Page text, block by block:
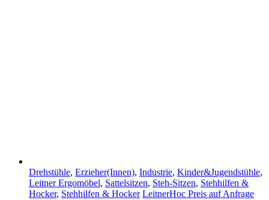
Drehstühle, Erzieher(Innen), Industrie, Kinder&Jugendstühle,
Leitner Ergomöbel, Sattelsitzen, Steh-Sitzen, Stehhilfen &
Hocker, Stehhilfen & Hocker LeitnerHoc Preis auf Anfrage